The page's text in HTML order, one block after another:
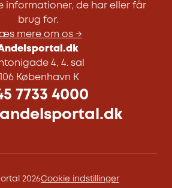
informationer, de har eller får
brug for.
mere om os →
4, 4. sal
1106 København K
7733 4000
2026Cookie indstillinger